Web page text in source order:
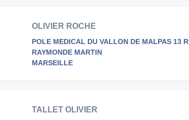
OLIVIER ROCHE
POLE MEDICAL DU VALLON DE MALPAS 13 R
RAYMONDE MARTIN
MARSEILLE
TALLET OLIVIER